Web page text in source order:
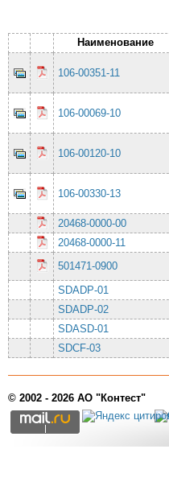
Наименование
106-00351-11
106-00069-10
106-00120-10
106-00330-13
20468-0000-00
20468-0000-11
501471-0900
SDADP-01
SDADP-02
SDASD-01
SDCF-03
© 2002 - 2026 АО "Контест"